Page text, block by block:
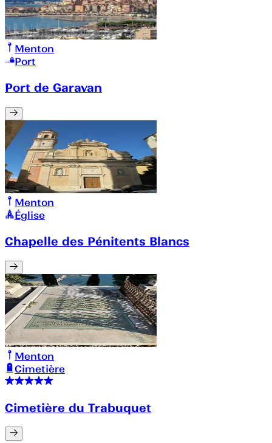
Menton
Port
Port de Garavan
Menton
Église
Chapelle des Pénitents Blancs
Menton
Cimetière
Cimetière du Trabuquet